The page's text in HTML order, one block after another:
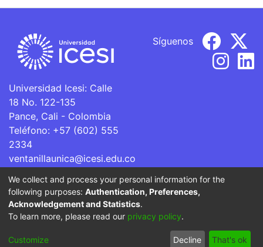
Universidad Icesi: Calle
18 No. 122-135
Pance, Cali - Colombia
Teléfono: +57 (602) 555
2334
ventanillaunica@icesi.edu.co
Síguenos
La Universidad Icesi es una Institución de Educación
Superior que se encuentra sujeta a inspección y vigilancia
por parte del Ministerio de Educación Nacional.
Cookie
End User
Send
We collect and process your personal information for the
following purposes: Authentication, Preferences,
Acknowledgement and Statistics.
To learn more, please read our privacy policy.
Customize Decline That's ok